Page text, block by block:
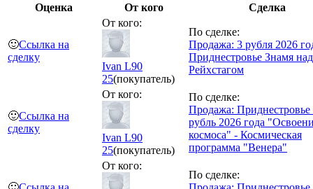
Оценка
От кого Сделка
🙂Ссылка на
сделку
От кого:
Ivan L90
25(покупатель)
По сделке:
Продажа: 3 рубля 2026
Приднестровье Знамя над
Рейхстагом
🙂Ссылка на
сделку
От кого:
Ivan L90
25(покупатель)
По сделке:
Продажа: Приднестровье
рубль 2026 года
космоса" - Космическая
программа "Венера"
От кого:
По сделке: